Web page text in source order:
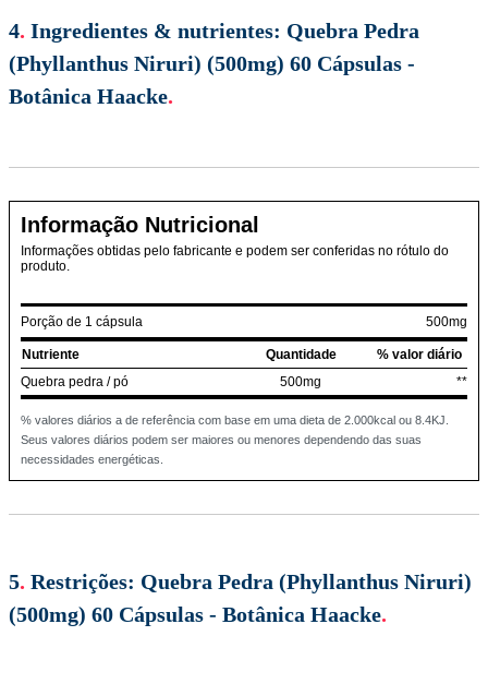
4. Ingredientes & nutrientes: Quebra Pedra
(Phyllanthus Niruri) (500mg) 60 Cápsulas -
Botânica Haacke.
Informação Nutricional
Informações obtidas pelo fabricante e podem ser conferidas no rótulo do
produto.
Porção de 1 cápsula 500mg
Nutriente Quantidade
% valor diário
Quebra pedra / pó
500mg **
% valores diários a de referência com base em uma dieta de 2.000kcal ou 8.4KJ.
Seus valores diários podem ser maiores ou menores dependendo das suas
necessidades energéticas.
5. Restrições: Quebra Pedra (Phyllanthus Niruri)
(500mg) 60 Cápsulas - Botânica Haacke.